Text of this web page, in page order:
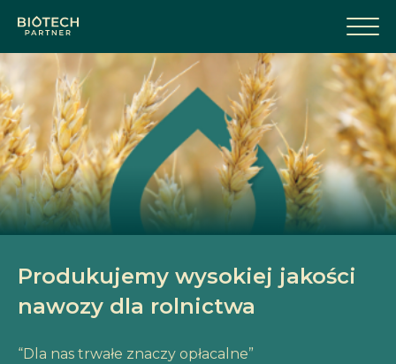
Produkujemy wysokiej jakości
nawozy dla rolnictwa
“Dla nas trwałe znaczy opłacalne”